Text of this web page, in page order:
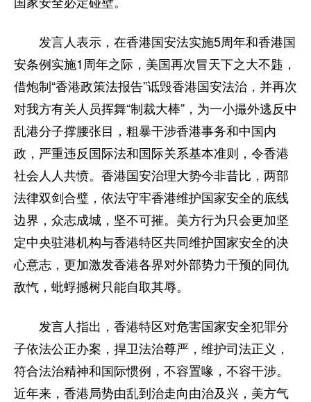
家国在怀
驻港情深 山河锦绣 国泰民安 天下同怀
发言人表示，在香港国安法实施5周年和香港国
安条例实施1周年之际，美国再次冒天下之大不韪，
借炮制“香港政策法报告”诋毁香港国安法治，并再次
对我方有关人员挥舞“制裁大棒”，为一小撮外逃反中
乱港分子撑腰张目，粗暴干涉香港事务和中国内
政，严重违反国际法和国际关系基本准则，令香港
社会人人共愤。香港国安治理大势今非昔比，两部
法律双剑合璧，依法守牢香港维护国家安全的底线
边界，众志成城，坚不可摧。美方行为只会更加坚
定中央驻港机构与香港特区共同维护国家安全的决
心意志，更加激发香港各界对外部势力干预的同仇
敌忾，蚍蜉撼树只能自取其辱。
发言人指出，香港特区对危害国家安全犯罪分
子依法公正办案，捍卫法治尊严，维护司法正义，
符合法治精神和国际惯例，不容置喙，不容干涉。
近年来，香港局势由乱到治走向由治及兴，美方气